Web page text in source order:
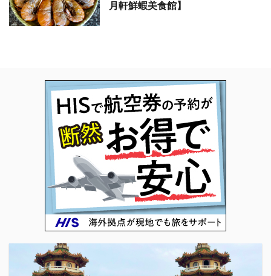
月軒鮮蝦美食館】